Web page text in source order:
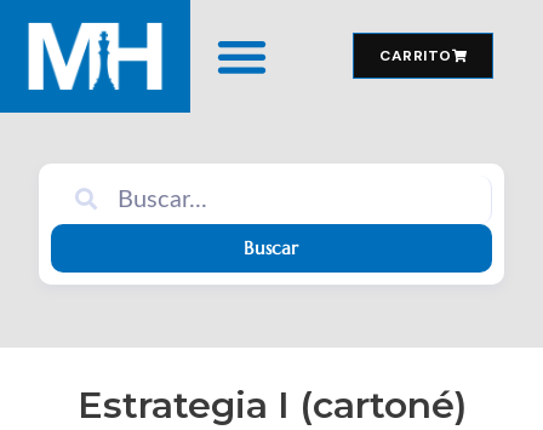
CARRITO
Buscar
Estrategia I (cartoné)